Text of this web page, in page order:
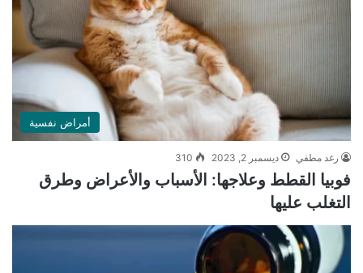
أمراض نفسية
رغد مطفي ديسمبر 2, 2023 310
فوبيا القطط وعلاجها: الأسباب والأعراض وطرق
التغلب عليها